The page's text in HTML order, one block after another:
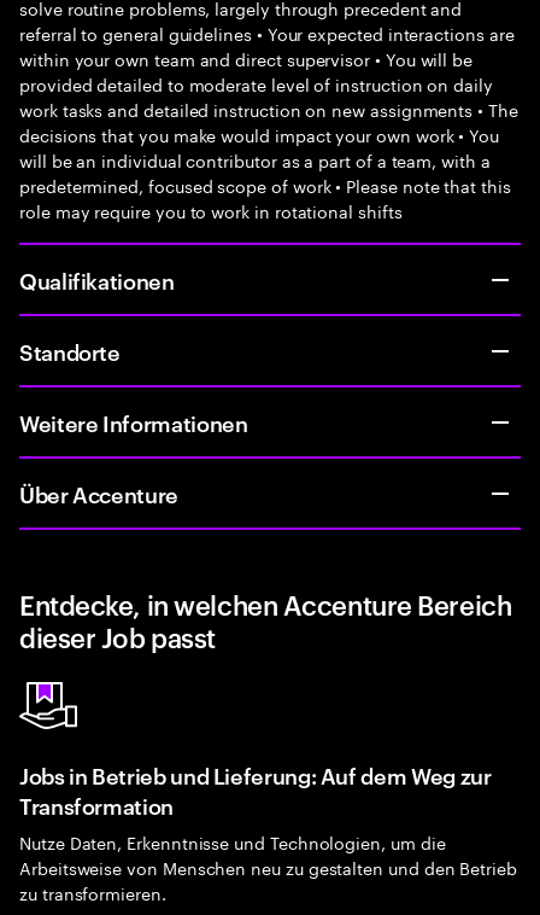
solve routine problems, largely through precedent and
referral to general guidelines • Your expected interactions are
within your own team and direct supervisor • You will be
provided detailed to moderate level of instruction on daily
work tasks and detailed instruction on new assignments • The
decisions that you make would impact your own work • You
will be an individual contributor as a part of a team, with a
predetermined, focused scope of work • Please note that this
role may require you to work in rotational shifts
Qualifikationen
Standorte
Weitere Informationen
Über Accenture
Entdecke, in welchen Accenture Bereich
dieser Job passt
Jobs in Betrieb und Lieferung: Auf dem Weg zur
Transformation
Nutze Daten, Erkenntnisse und Technologien, um die
Arbeitsweise von Menschen neu zu gestalten und den Betrieb
zu transformieren.